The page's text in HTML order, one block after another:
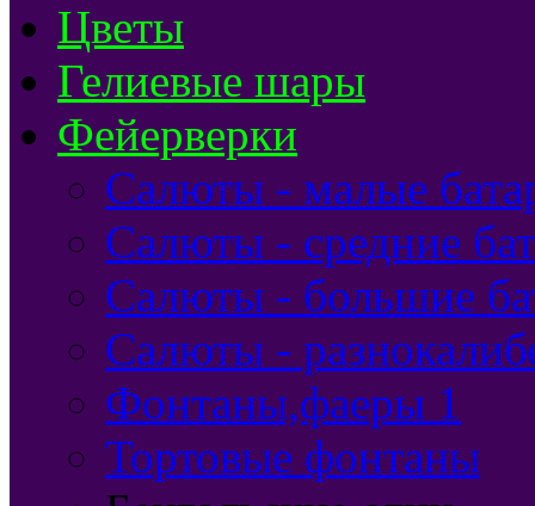
Цветы
Гелиевые шары
Фейерверки
Салюты - малые
Салюты - средние
Салюты - большие
Салюты -
Фонтаны,фаеры 1
Тортовые фонтаны